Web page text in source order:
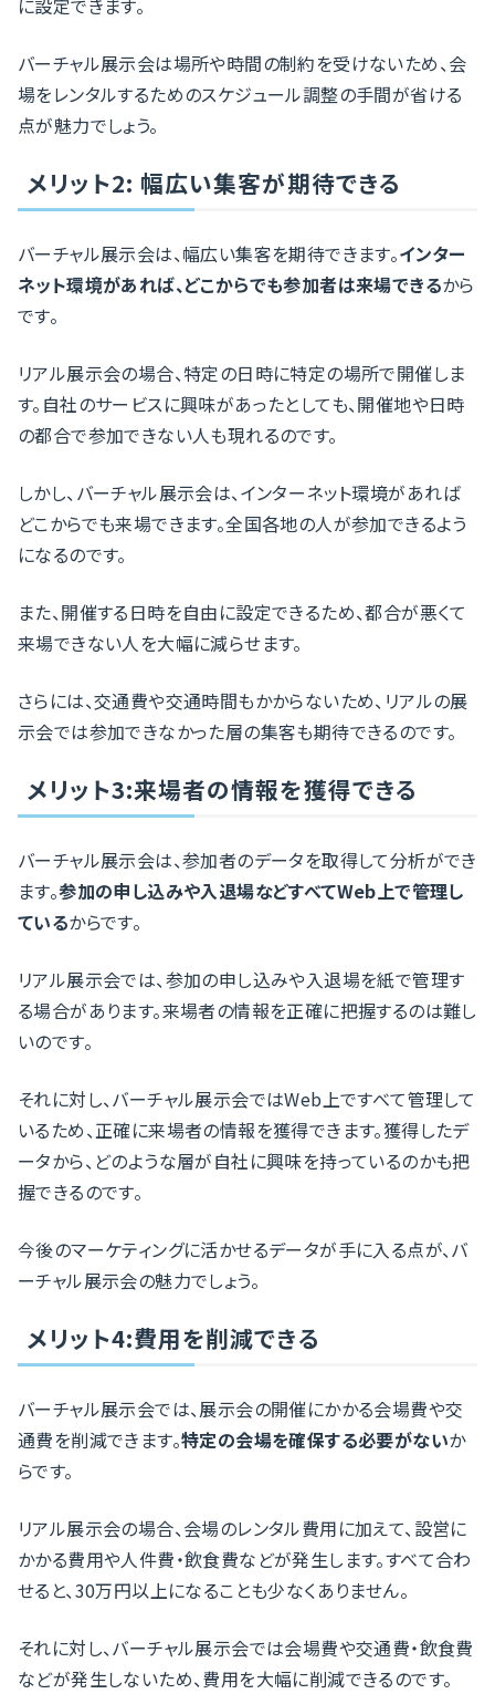
に設定できます。
バーチャル展示会は場所や時間の制約を受けないため、会
場をレンタルするためのスケジュール調整の手間が省ける
点が魅力でしょう。
メリット2: 幅広い集客が期待できる
バーチャル展示会は、幅広い集客を期待できます。インター
ネット環境があれば、どこからでも参加者は来場できるから
です。
リアル展示会の場合、特定の日時に特定の場所で開催しま
す。自社のサービスに興味があったとしても、開催地や日時
の都合で参加できない人も現れるのです。
しかし、バーチャル展示会は、インターネット環境があれば
どこからでも来場できます。全国各地の人が参加できるよう
になるのです。
また、開催する日時を自由に設定できるため、都合が悪くて
来場できない人を大幅に減らせます。
さらには、交通費や交通時間もかからないため、リアルの展
示会では参加できなかった層の集客も期待できるのです。
メリット3:来場者の情報を獲得できる
バーチャル展示会は、参加者のデータを取得して分析ができ
ます。参加の申し込みや入退場などすべてWeb上で管理し
ているからです。
リアル展示会では、参加の申し込みや入退場を紙で管理す
る場合があります。来場者の情報を正確に把握するのは難し
いのです。
それに対し、バーチャル展示会ではWeb上ですべて管理して
いるため、正確に来場者の情報を獲得できます。獲得したデ
ータから、どのような層が自社に興味を持っているのかも把
握できるのです。
今後のマーケティングに活かせるデータが手に入る点が、バ
ーチャル展示会の魅力でしょう。
メリット4:費用を削減できる
バーチャル展示会では、展示会の開催にかかる会場費や交
通費を削減できます。特定の会場を確保する必要がないか
らです。
リアル展示会の場合、会場のレンタル費用に加えて、設営に
かかる費用や人件費・飲食費などが発生します。すべて合わ
せると、30万円以上になることも少なくありません。
それに対し、バーチャル展示会では会場費や交通費・飲食費
などが発生しないため、費用を大幅に削減できるのです。